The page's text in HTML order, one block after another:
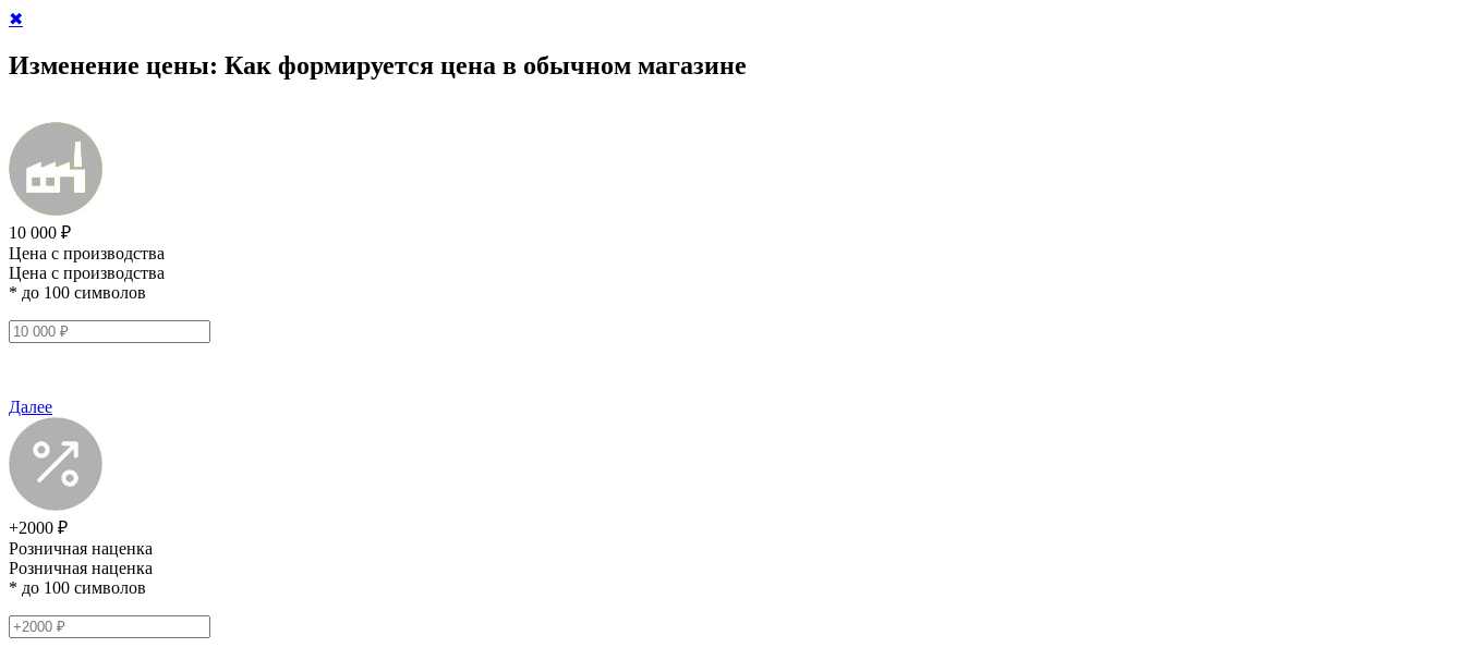
✖
Изменение цены: Как формируется цена в обычном магазине
10 000 ₽
Цена с производства
Цена с производства
* до 100 символов
Далее
+2000 ₽
Розничная наценка
Розничная наценка
* до 100 символов